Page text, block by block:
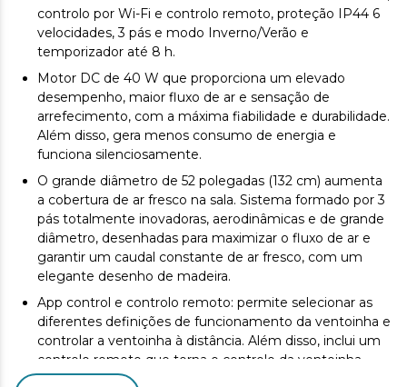
controlo por Wi-Fi e controlo remoto, proteção IP44 6
velocidades, 3 pás e modo Inverno/Verão e
temporizador até 8 h.
Motor DC de 40 W que proporciona um elevado
desempenho, maior fluxo de ar e sensação de
arrefecimento, com a máxima fiabilidade e durabilidade.
Além disso, gera menos consumo de energia e
funciona silenciosamente.
O grande diâmetro de 52 polegadas (132 cm) aumenta
a cobertura de ar fresco na sala. Sistema formado por 3
pás totalmente inovadoras, aerodinâmicas e de grande
diâmetro, desenhadas para maximizar o fluxo de ar e
garantir um caudal constante de ar fresco, com um
elegante desenho de madeira.
App control e controlo remoto: permite selecionar as
diferentes definições de funcionamento da ventoinha e
controlar a ventoinha à distância. Além disso, inclui um
controlo remoto que torna o controlo da ventoinha
ainda mais fácil e mais conveniente.